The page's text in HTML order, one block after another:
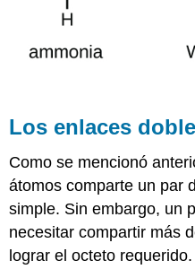
Los enlaces
Como se mencionó
átomos comparte un par
simple. Sin embargo, un
necesitar compartir más
lograr el octeto